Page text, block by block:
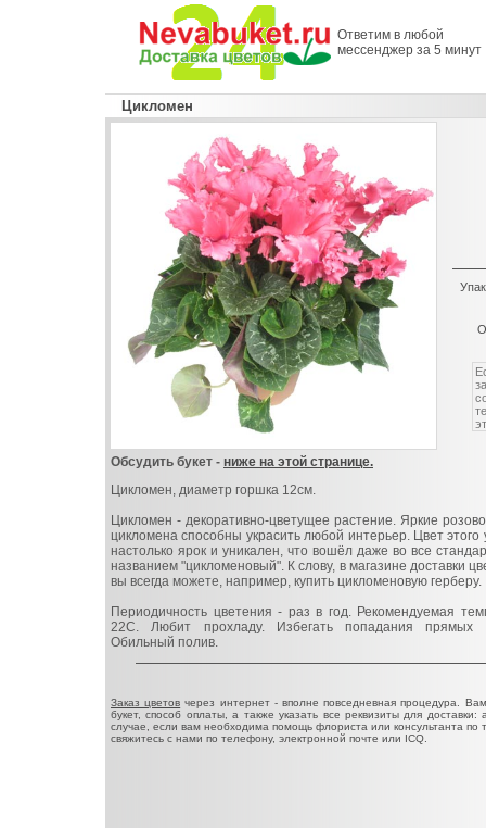
Ответим в любой
мессенджер за 5 минут
Цикломен
Обсудить букет - ниже на этой странице.
Цикломен, диаметр горшка 12см.
Цикломен - декоративно-цветущее растение. Яркие
цикломена способны украсить любой интерьер. Цвет этого
настолько ярок и уникален, что вошёл даже во все
названием "цикломеновый". К слову, в магазине доставки
вы всегда можете, например, купить цикломеновую герберу.
Периодичность цветения - раз в год. Рекомендуемая
22С. Любит прохладу. Избегать попадания прямых
Обильный полив.
Заказ цветов через интернет - вполне повседневная процедура.
букет, способ оплаты, а также указать все реквизиты для
случае, если вам необходима помощь флориста или консультанта по
свяжитесь с нами по телефону, электронной почте или ICQ.